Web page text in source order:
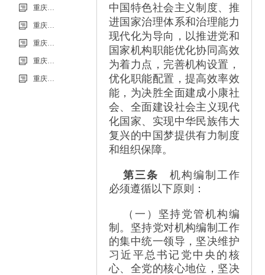
中国特色社会主义制度、推
进国家治理体系和治理能力
现代化为导向，以推进党和
国家机构职能优化协同高效
为着力点，完善机构设置，
优化职能配置，提高效率效
能，为决胜全面建成小康社
会、全面建设社会主义现代
化国家、实现中华民族伟大
复兴的中国梦提供有力制度
和组织保障。
第三条 机构编制工作
必须遵循以下原则：
（一）坚持党管机构编
制。坚持党对机构编制工作
的集中统一领导，坚决维护
习近平总书记党中央的核
心、全党的核心地位，坚决